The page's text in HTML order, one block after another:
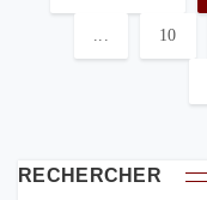
... 10
RECHERCHER